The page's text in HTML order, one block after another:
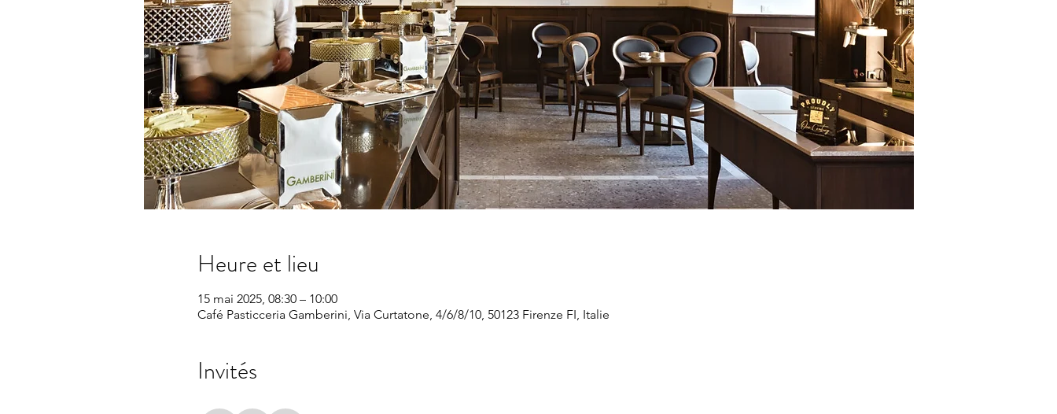
Heure et lieu
15 mai 2025, 08:30 – 10:00
Café Pasticceria Gamberini, Via Curtatone, 4/6/8/10, 50123 Firenze FI, Italie
Invités